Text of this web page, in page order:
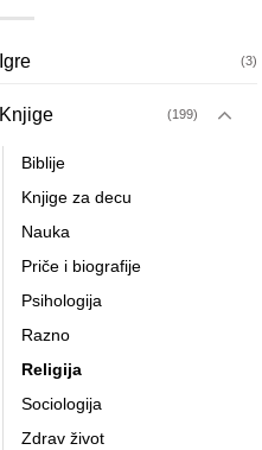
Igre (3)
Knjige (199)
Biblije
Knjige za decu
Nauka
Priče i biografije
Psihologija
Razno
Religija
Sociologija
Zdrav život